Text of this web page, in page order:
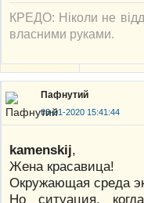
КРЕДО: Ніколи не
власними руками.
Пафнутий
03-01-2020 15:41:44
kamenskij,
Жена красавица!
Окружающая среда
Но ситуация,